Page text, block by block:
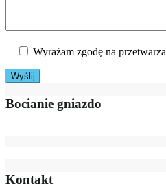
Wyrażam zgodę na
Bocianie gniazdo
Kontakt